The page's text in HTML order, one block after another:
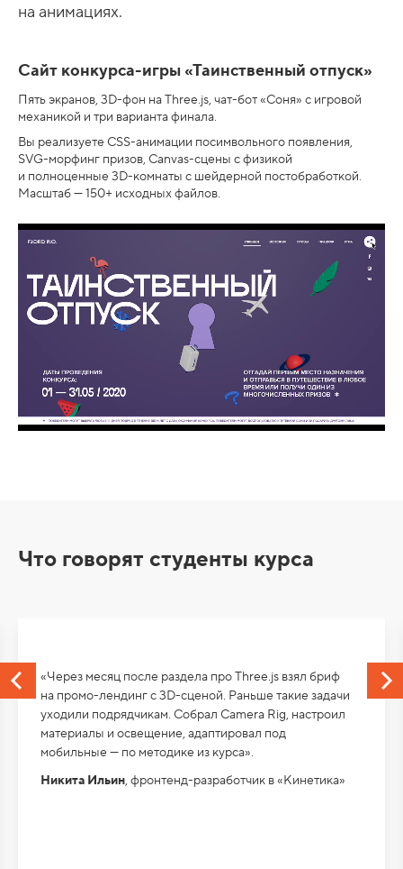
на анимациях.
Сайт конкурса-игры «Таинственный отпуск»
Пять экранов, 3D-фон на Three.js, чат-бот «Соня» с игровой
механикой и три варианта финала.
Вы реализуете CSS-анимации посимвольного появления,
SVG-морфинг призов, Canvas-сцены с физикой
и полноценные 3D-комнаты с шейдерной постобработкой.
Масштаб — 150+ исходных файлов.
Что говорят студенты курса
«Через месяц после раздела про Three.js взял бриф
на промо-лендинг с 3D-сценой. Раньше такие задачи
уходили подрядчикам. Собрал Camera Rig, настроил
материалы и освещение, адаптировал под
мобильные — по методике из курса».
Никита Ильин, фронтенд-разработчик в «Кинетика»